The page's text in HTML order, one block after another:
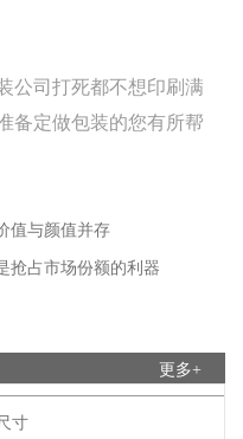
公司打死都不想印刷满
备定做包装的您有所帮
值与颜值并存
抢占市场份额的利器
更多+
能印刷吗？